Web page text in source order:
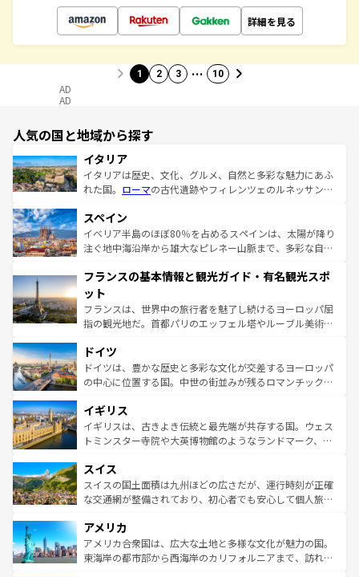
詳細を見る
1 2 3 … 10
AD
AD
人気の国と地域から探す
イタリア
イタリアは歴史、文化、グルメ、自然と多彩な魅力にあふ
れた国。 ローマの古代遺跡やフィレンツェのルネッサンス
ろん、トスカーナの美しい田園風景やアマルフィ海岸の絶
景など、自然景観も見逃せない。観光の合間には、本場の
ピザやパスタなど、絶品のイタリア料理を堪能することも
ませてくれるイタリアで、忘れられない旅をしてみよう！
なお、新着のイタリア情報は
しい。
スペイン
イベリア半島のほぼ80％を占めるスペインは、太陽が降り
注ぐ地中海沿岸から雄大なピレネー山脈まで、多彩な自然
文化が根付くこの国では、情熱的なフラメンコ、熱気あふ
れる闘牛、そして美味しいタパスが生活の一部となってい
る。首都マドリードの洗練された雰囲気や、バルセロナの
アートに溢れた街角から、地方では古代ローマ遺跡や中世
せる。地方によって風土や気候が異なるスペインはその個
性で訪れる人を魅了する。 なお、新着のスペイン情報は コ
ンテンツ一覧を参照してほしい。
フランスの基本情報と観光ガイド・有名観光スポ
ット
フランスは、世界中の旅行者を魅了し続けるヨーロッパ屈
指の観光地だ。首都パリのエッフェル塔やルーブル美術館
で、幅広い魅力が詰まっている。華麗な宮殿、歴史的な大
聖堂、美しいビーチ、そして豊かな自然が、訪れる者を心
から魅了する。また、フランスは美食の国としても知ら
いる。シャンパンの発祥地であるランス、プロヴァンスの
香り高いラベンダー畑など、多彩な楽しみ方が可能だ。さ
らに、パリ以外の地域にも魅力が溢れており、どの街角に
れる地方に足を運ぶとそれぞれで全く異なる文化を体験で
きるだろう。 なお、新着のフランス情報はコンテンツ一覧
を参照してほしい。
ドイツ
ドイツは、豊かな歴史と多彩な文化が交差するヨーロッパ
の中心に位置する国。中世の街並みが残るロマンチック街
顔を持つこの国は、どこを歩いても飽きることがない。ベ
ルリンの文化的活気、バイエルン州のアルプスの絶景、そ
してライン川沿いのワイン畑といった風景は必見。ビール
は、お酒好きな人にはぜひ体験してほしい。 なお、新着の
ドイツ情報はコンテンツ一覧を参照してほしい。
イギリス
イギリスは、古きよき伝統と最先端が共存する国。ウェス
トミンスター寺院や大英博物館のようなランドマーク、歴
リアごとに異なる魅力がある。また、優雅なアフタヌーン
ティー、ビール好きにはたまらない英国パブ、サッカー観
戦など、本場だからこそできる体験も豊富。イギリスを旅
ンツ一覧を参照してほしい。
スイス
スイスの国土面積は九州ほどの広さだが、運行時刻が正確
な交通網が整備されており、初心者でも安心して個人旅行
の建物がそのまま残る町や、スイスならではのユニークな
博物館もあり、アルプス観光だけでなく町歩きも満喫する
ことができる。国民の所得が高いため物価も高いが、旅行
アメリカ
アメリカ合衆国は、広大な土地と多様な文化が魅力の国。
東海岸の都市部から西海岸のカリフォルニアまで、訪れる